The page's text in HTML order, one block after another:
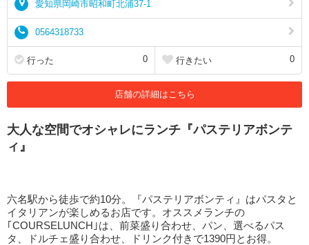
愛知県岡崎市昭和町北浦37-1
0564318733
行った 0 行きたい 0
店舗の詳細はこちら
大人な空間でオシャレにランチ『パステリアボンテ
ィ』
六名駅から徒歩で約10分。『パステリアボンティ』はパスタと
イタリアンが楽しめるお店です。オススメランチの
｢COURSELUNCH｣は、前菜盛り合わせ、パン、選べるパス
タ、ドルチェ盛り合わせ、ドリンク付きで1390円とお得。